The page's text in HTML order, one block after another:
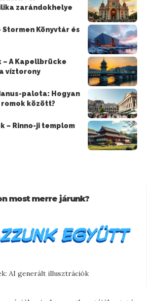
zarándokhelye
Könyvtár és
A Kapellbrücke
víztorony
palota: Hogyan
romok között?
– Rinno-ji templom
most merre járunk?
AI generált illusztrációk